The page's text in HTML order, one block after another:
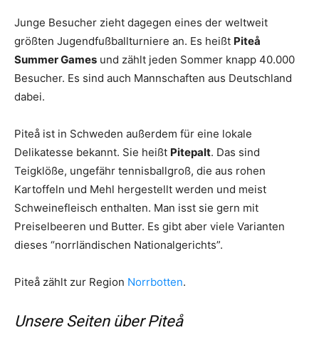
Junge Besucher zieht dagegen eines der weltweit
größten Jugendfußballturniere an. Es heißt Piteå
Summer Games und zählt jeden Sommer knapp 40.000
Besucher. Es sind auch Mannschaften aus Deutschland
dabei.
Piteå ist in Schweden außerdem für eine lokale
Delikatesse bekannt. Sie heißt Pitepalt. Das sind
Teigklöße, ungefähr tennisballgroß, die aus rohen
Kartoffeln und Mehl hergestellt werden und meist
Schweinefleisch enthalten. Man isst sie gern mit
Preiselbeeren und Butter. Es gibt aber viele Varianten
dieses “norrländischen Nationalgerichts”.
Piteå zählt zur Region Norrbotten.
Unsere Seiten über Piteå